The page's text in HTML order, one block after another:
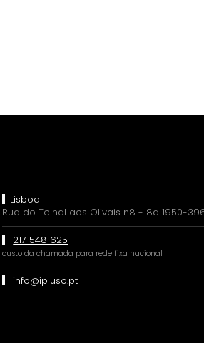
Lisboa
Rua do Telhal aos Olivais n8 - 8a 1950-
217 548 625
custo da chamada para rede fixa nacional
info@ipluso.pt